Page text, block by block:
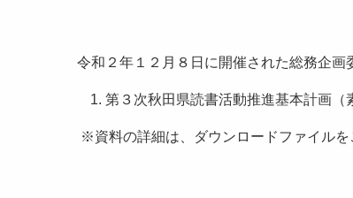
令和２年１２月８日に開催された総務企画
第３次秋田県読書活動推進基本計画（
※資料の詳細は、ダウンロードファイルを